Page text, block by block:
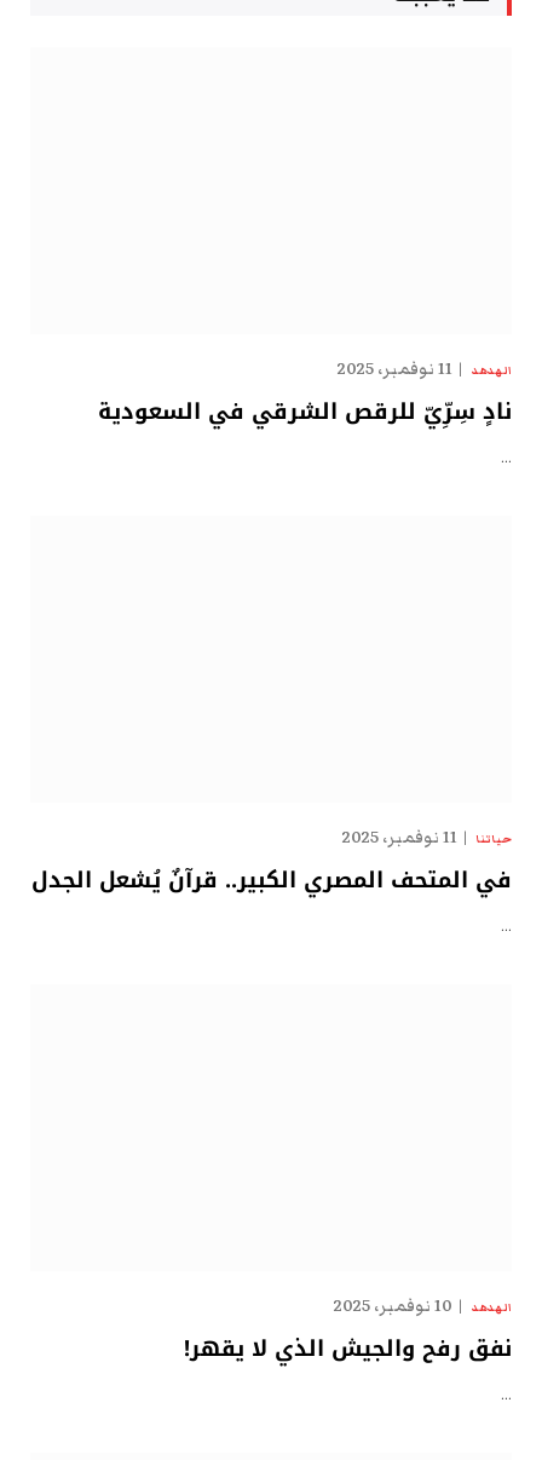
الهدهد 11 نوفمبر، 2025
نادٍ سِرِّيّ للرقص الشرقي في السعودية
…
حياتنا 11 نوفمبر، 2025
في المتحف المصري الكبير.. قرآنٌ يُشعل الجدل
…
الهدهد 10 نوفمبر، 2025
نفق رفح والجيش الذي لا يقهر!
…